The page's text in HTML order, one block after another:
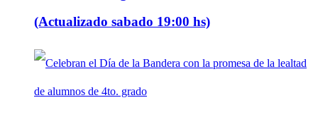
(Actualizado sabado 19:00 hs)